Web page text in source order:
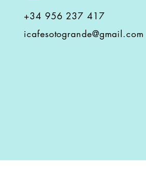
+34 956 237 417
icafesotogrande@gmail.com